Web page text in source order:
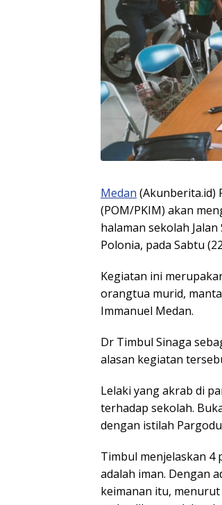
Medan (Akunberita.id)
(POM/PKIM) akan
halaman sekolah
Polonia, pada Sabtu
Kegiatan ini
orangtua murid,
Immanuel Medan.
Dr Timbul Sinaga
alasan kegiatan
Lelaki yang akrab di
terhadap sekolah.
dengan istilah
Timbul menjelaskan 4
adalah iman. Dengan
keimanan itu,